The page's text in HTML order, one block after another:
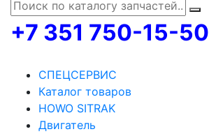
+7 351 750-15-50
СПЕЦСЕРВИС
Каталог товаров
HOWO SITRAK
Двигатель